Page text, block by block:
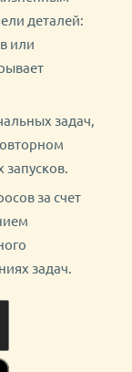
деталей:
или
задач,
запусков.
за счет
задач.